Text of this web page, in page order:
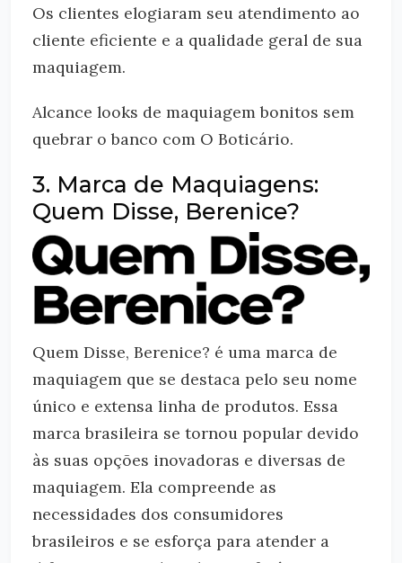
Os clientes elogiaram seu atendimento ao
cliente eficiente e a qualidade geral de sua
maquiagem.
Alcance looks de maquiagem bonitos sem
quebrar o banco com O Boticário.
3. Marca de Maquiagens:
Quem Disse, Berenice?
Quem Disse, Berenice? é uma marca de
maquiagem que se destaca pelo seu nome
único e extensa linha de produtos. Essa
marca brasileira se tornou popular devido
às suas opções inovadoras e diversas de
maquiagem. Ela compreende as
necessidades dos consumidores
brasileiros e se esforça para atender a